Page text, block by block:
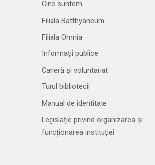
Cine suntem
Filiala Batthyaneum
Filiala Omnia
Informații publice
Carieră și voluntariat
Turul bibliotecii
Manual de identitate
Legislație privind organizarea și
funcționarea instituției